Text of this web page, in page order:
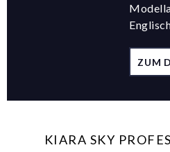
ZUM
KIARA SKY